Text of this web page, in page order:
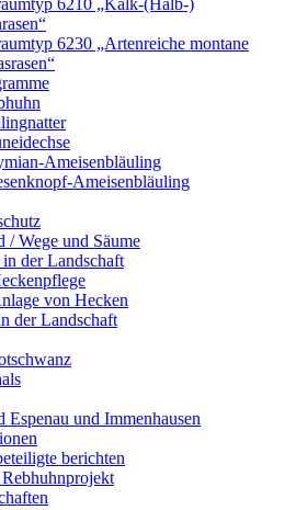
6210 „Kalk-(Halb-)
6230 „Artenreiche montane
Ameisenbläuling
Ameisenbläuling
/ Wege und Säume
der Landschaft
von Hecken
der Landschaft
Espenau und Immenhausen
berichten